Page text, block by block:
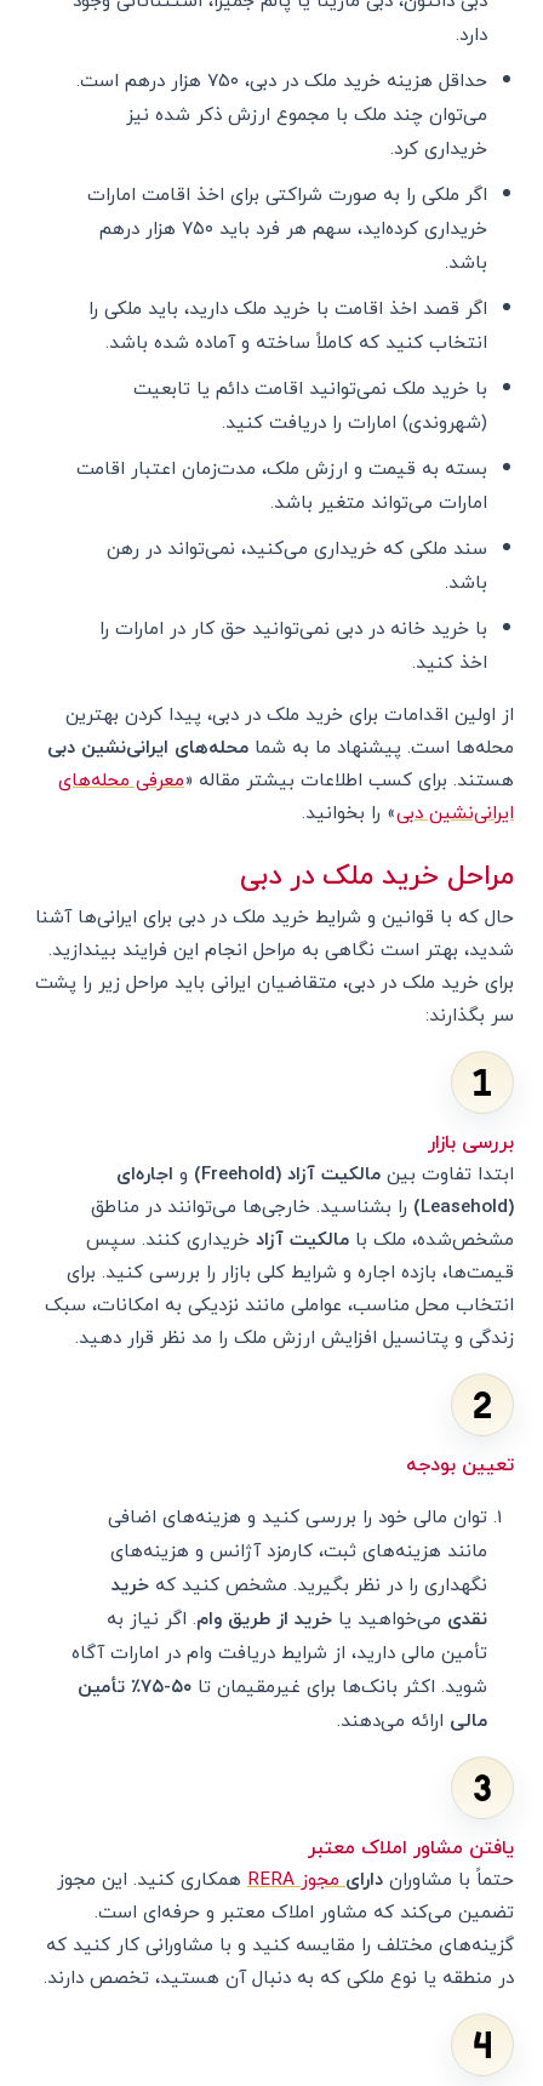
دارد.
حداقل هزینه خرید ملک در دبی، ۷۵۰ هزار درهم است.
می‌توان چند ملک با مجموع ارزش ذکر شده نیز
خریداری کرد.
اگر ملکی را به صورت شراکتی برای اخذ اقامت امارات
خریداری کرده‌اید، سهم هر فرد باید ۷۵۰ هزار درهم
باشد.
اگر قصد اخذ اقامت با خرید ملک دارید، باید ملکی را
انتخاب کنید که کاملاً ساخته و آماده شده باشد.
با خرید ملک نمی‌توانید اقامت دائم یا تابعیت
(شهروندی) امارات را دریافت کنید.
بسته به قیمت و ارزش ملک، مدت‌زمان اعتبار اقامت
امارات می‌تواند متغیر باشد.
سند ملکی که خریداری می‌کنید، نمی‌تواند در رهن
باشد.
با خرید خانه در دبی نمی‌توانید حق کار در امارات را
اخذ کنید.
از اولین اقدامات برای خرید ملک در دبی، پیدا کردن بهترین
محله‌ها است. پیشنهاد ما به شما محله‌های ایرانی‌نشین دبی
هستند. برای کسب اطلاعات بیشتر مقاله «معرفی محله‌های
ایرانی‌نشین دبی» را بخوانید.
مراحل خرید ملک در دبی
حال که با قوانین و شرایط خرید ملک در دبی برای ایرانی‌ها آشنا
شدید، بهتر است نگاهی به مراحل انجام این فرایند بیندازید.
برای خرید ملک در دبی، متقاضیان ایرانی باید مراحل زیر را پشت
سر بگذارند:
بررسی بازار
ابتدا تفاوت بینمالکیت آزاد (Freehold) و اجاره‌ای
(Leasehold)
را بشناسید. خارجی‌ها می‌توانند در مناطق
مشخص‌شده، ملک با مالکیت آزادخریداری کنند. سپس
قیمت‌ها، بازده اجاره و شرایط کلی بازار را بررسی کنید. برای
انتخاب محل مناسب، عواملی مانند نزدیکی به امکانات، سبک
زندگی و پتانسیل افزایش ارزش ملک را مد نظر قرار دهید.
تعیین بودجه
توان مالی خود را بررسی کنید و هزینه‌های اضافی
مانند هزینه‌های ثبت، کارمزد آژانس و هزینه‌های
نگهداری را در نظر بگیرید. مشخص کنید که خرید
نقدی می‌خواهید یا خرید از طریق وام. اگر نیاز به
تأمین مالی دارید، از شرایط دریافت وام در امارات آگاه
شوید. اکثر بانک‌ها برای غیرمقیمان تا
۵۰-۷۵٪ تأمین
مالی ارائه می‌دهند.
یافتن مشاور املاک معتبر
حتماً با مشاوراندارایمجوز RERA
همکاری کنید. این مجوز
تضمین می‌کند که مشاور املاک معتبر و حرفه‌ای است.
گزینه‌های مختلف را مقایسه کنید و با مشاورانی کار کنید که
در منطقه یا نوع ملکی که به دنبال آن هستید، تخصص دارند.